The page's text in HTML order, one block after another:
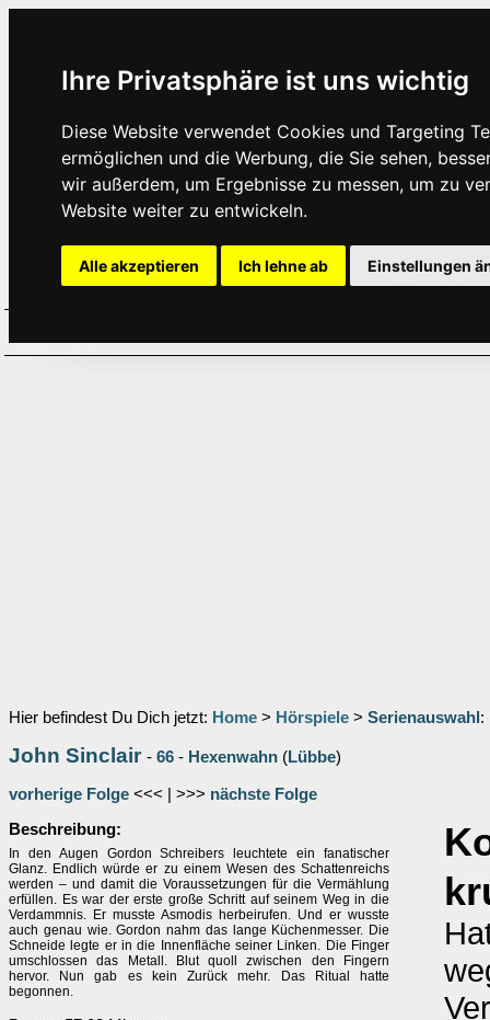
Ihre Privatsphäre ist uns wichtig
Diese Website verwendet Cookies und Targeting
ermöglichen und die Werbung, die Sie sehen,
wir außerdem, um Ergebnisse zu messen, um zu
Website weiter zu entwickeln.
Alle akzeptieren Ich lehne ab Einstellungen
Hier befindest Du Dich jetzt: Home > Hörspiele > Serienauswahl :
John Sinclair - 66 - Hexenwahn (Lübbe)
vorherige Folge <<< | >>> nächste Folge
Beschreibung:
In den Augen Gordon Schreibers leuchtete ein fanatischer
Glanz. Endlich würde er zu einem Wesen des Schattenreichs
werden – und damit die Voraussetzungen für die Vermählung
erfüllen. Es war der erste große Schritt auf seinem Weg in die
Verdammnis. Er musste Asmodis herbeirufen. Und er wusste
auch genau wie. Gordon nahm das lange Küchenmesser. Die
Schneide legte er in die Innenfläche seiner Linken. Die Finger
umschlossen das Metall. Blut quoll zwischen den Fingern
hervor. Nun gab es kein Zurück mehr. Das Ritual hatte
begonnen.